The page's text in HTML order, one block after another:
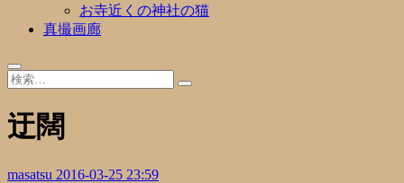
お寺近くの神社の猫
真撮画廊
迂闊
masatsu 2016-03-25 23:59